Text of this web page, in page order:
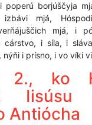
poperú borjúščyja
mjá,
mjá, i
cárstvo, i síla, i
nýňi i prísno, i vo víki
2., ko
Iisúsu
Antiócha